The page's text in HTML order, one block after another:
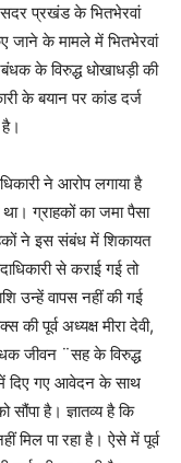
प्रखंड के भितभेरवां
जाने के मामले में भितभेरवां
के विरुद्ध धोखाधड़ी की
के बयान पर कांड दर्ज
ने आरोप लगाया है
ग्राहकों का जमा पैसा
ने इस संबंध में शिकायत
से कराई गई तो
उन्हें वापस नहीं की गई
पूर्व अध्यक्ष मीरा देवी,
जीवन ¨सह के विरुद्ध
में दिए गए आवेदन के साथ
है। ज्ञातव्य है कि
मिल पा रहा है। ऐसे में पूर्व